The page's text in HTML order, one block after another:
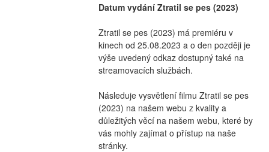
Datum vydání Ztratil se pes (2023)
Ztratil se pes (2023) má premiéru v
kinech od 25.08.2023 a o den později je
výše uvedený odkaz dostupný také na
streamovacích službách.
Následuje vysvětlení filmu Ztratil se pes
(2023) na našem webu z kvality a
důležitých věcí na našem webu, které by
vás mohly zajímat o přístup na naše
stránky.